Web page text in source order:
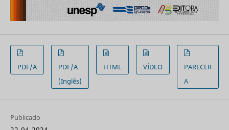
PDF/A
PDF/A
(Inglês)
HTML VÍDEO
PARECER
A
Publicado